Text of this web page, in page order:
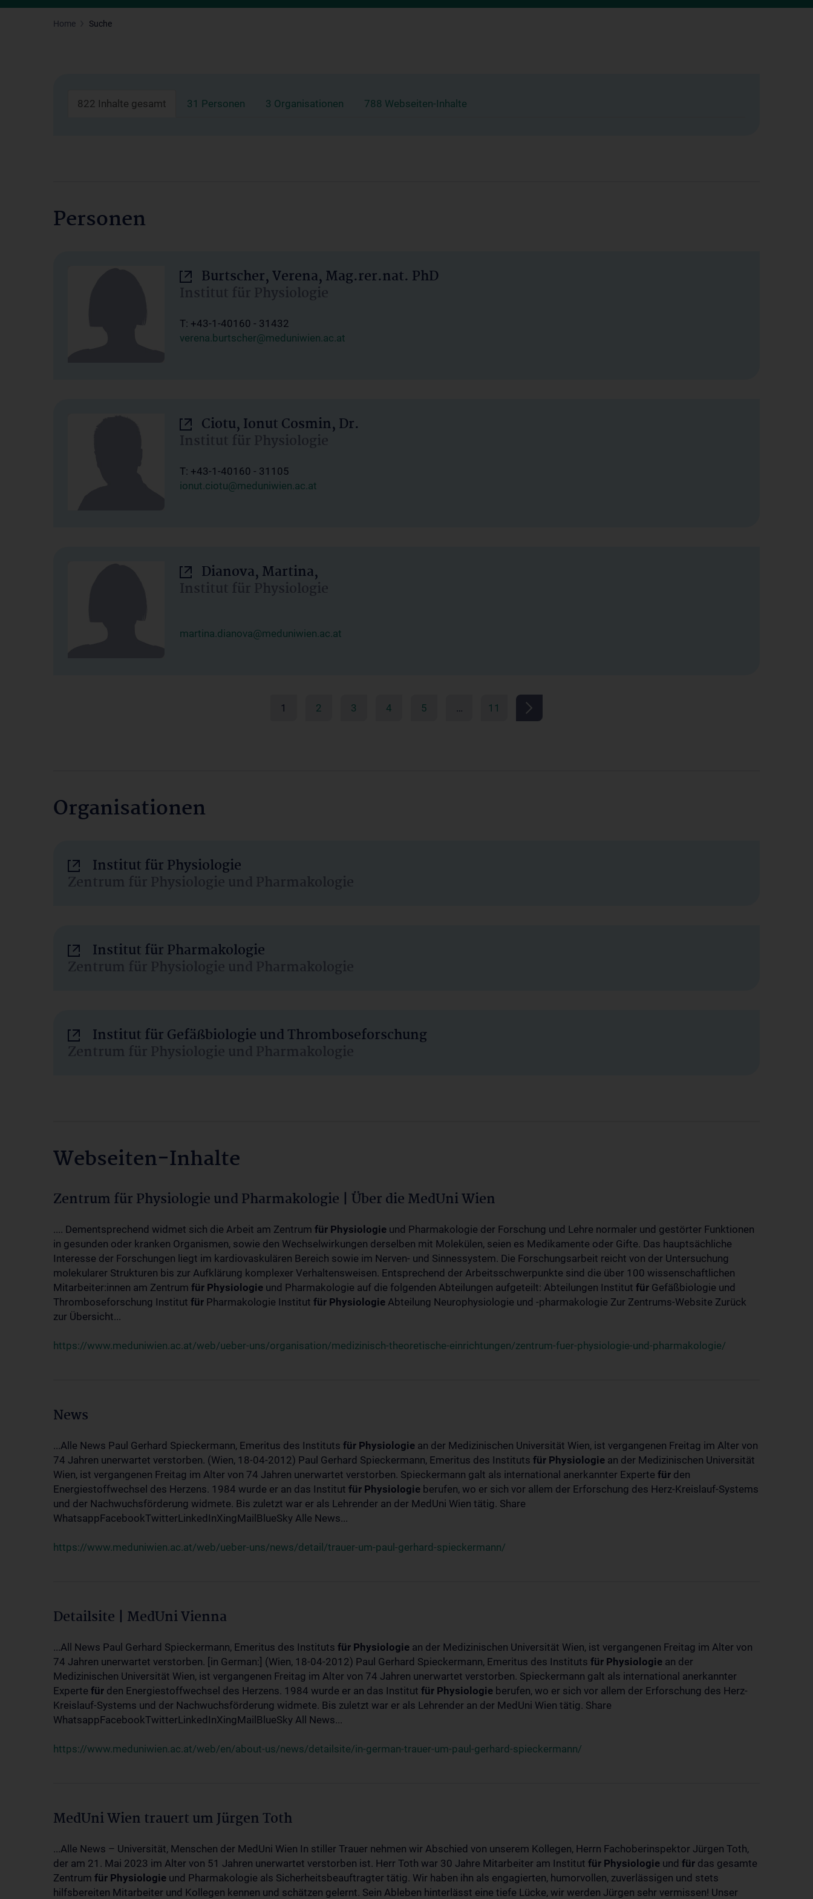
Home Suche
822 Inhalte gesamt 31 Personen 3 Organisationen 788 Webseiten-Inhalte
Personen
Burtscher, Verena, Mag.rer.nat. PhD
Institut für Physiologie
T: +43-1-40160 - 31432
verena.burtscher@meduniwien.ac.at
Ciotu, Ionut Cosmin, Dr.
Institut für Physiologie
T: +43-1-40160 - 31105
ionut.ciotu@meduniwien.ac.at
Dianova, Martina,
Institut für Physiologie
martina.dianova@meduniwien.ac.at
1 2 3 4 5 … 11
Organisationen
Institut für Physiologie
Zentrum für Physiologie und Pharmakologie
Institut für Pharmakologie
Zentrum für Physiologie und Pharmakologie
Institut für Gefäßbiologie und Thromboseforschung
Zentrum für Physiologie und Pharmakologie
Webseiten-Inhalte
Zentrum für Physiologie und Pharmakologie | Über die MedUni Wien
.... Dementsprechend widmet sich die Arbeit am Zentrum für Physiologie und Pharmakologie der Forschung und Lehre normaler und gestörter Funktionen
in gesunden oder kranken Organismen, sowie den Wechselwirkungen derselben mit Molekülen, seien es Medikamente oder Gifte. Das hauptsächliche
Interesse der Forschungen liegt im kardiovaskulären Bereich sowie im Nerven- und Sinnessystem. Die Forschungsarbeit reicht von der Untersuchung
molekularer Strukturen bis zur Aufklärung komplexer Verhaltensweisen. Entsprechend der Arbeitsschwerpunkte sind die über 100 wissenschaftlichen
Mitarbeiter:innen am Zentrum für Physiologie und Pharmakologie auf die folgenden Abteilungen aufgeteilt: Abteilungen Institut für Gefäßbiologie und
Thromboseforschung Institut für Pharmakologie Institut für Physiologie Abteilung Neurophysiologie und -pharmakologie Zur Zentrums-Website Zurück
zur Übersicht...
https://www.meduniwien.ac.at/web/ueber-uns/organisation/medizinisch-theoretische-einrichtungen/zentrum-fuer-physiologie-und-pharmakologie/
News
...Alle News Paul Gerhard Spieckermann, Emeritus des Instituts für Physiologie an der Medizinischen Universität Wien, ist vergangenen Freitag im Alter von
74 Jahren unerwartet verstorben. (Wien, 18-04-2012) Paul Gerhard Spieckermann, Emeritus des Instituts für Physiologie an der Medizinischen Universität
Wien, ist vergangenen Freitag im Alter von 74 Jahren unerwartet verstorben. Spieckermann galt als international anerkannter Experte für den
Energiestoffwechsel des Herzens. 1984 wurde er an das Institut für Physiologie berufen, wo er sich vor allem der Erforschung des Herz-Kreislauf-Systems
und der Nachwuchsförderung widmete. Bis zuletzt war er als Lehrender an der MedUni Wien tätig. Share
WhatsappFacebookTwitterLinkedInXingMailBlueSky Alle News...
https://www.meduniwien.ac.at/web/ueber-uns/news/detail/trauer-um-paul-gerhard-spieckermann/
Detailsite | MedUni Vienna
...All News Paul Gerhard Spieckermann, Emeritus des Instituts für Physiologie an der Medizinischen Universität Wien, ist vergangenen Freitag im Alter von
74 Jahren unerwartet verstorben. [in German:] (Wien, 18-04-2012) Paul Gerhard Spieckermann, Emeritus des Instituts für Physiologie an der
Medizinischen Universität Wien, ist vergangenen Freitag im Alter von 74 Jahren unerwartet verstorben. Spieckermann galt als international anerkannter
Experte für den Energiestoffwechsel des Herzens. 1984 wurde er an das Institut für Physiologie berufen, wo er sich vor allem der Erforschung des Herz-
Kreislauf-Systems und der Nachwuchsförderung widmete. Bis zuletzt war er als Lehrender an der MedUni Wien tätig. Share
WhatsappFacebookTwitterLinkedInXingMailBlueSky All News...
https://www.meduniwien.ac.at/web/en/about-us/news/detailsite/in-german-trauer-um-paul-gerhard-spieckermann/
MedUni Wien trauert um Jürgen Toth
...Alle News – Universität, Menschen der MedUni Wien In stiller Trauer nehmen wir Abschied von unserem Kollegen, Herrn Fachoberinspektor Jürgen Toth,
der am 21. Mai 2023 im Alter von 51 Jahren unerwartet verstorben ist. Herr Toth war 30 Jahre Mitarbeiter am Institut für Physiologie und für das gesamte
Zentrum für Physiologie und Pharmakologie als Sicherheitsbeauftragter tätig. Wir haben ihn als engagierten, humorvollen, zuverlässigen und stets
hilfsbereiten Mitarbeiter und Kollegen kennen und schätzen gelernt. Sein Ableben hinterlässt eine tiefe Lücke, wir werden Jürgen sehr vermissen! Unser